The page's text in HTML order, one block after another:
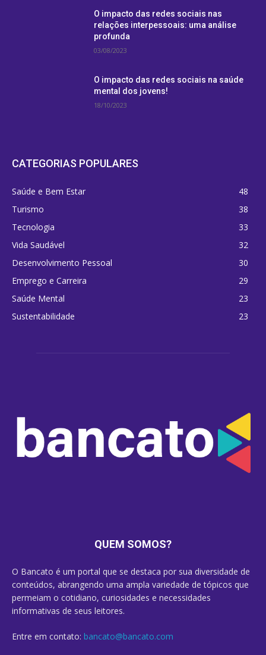
O impacto das redes sociais nas
relações interpessoais: uma análise
profunda
03/08/2023
O impacto das redes sociais na saúde
mental dos jovens!
18/10/2023
CATEGORIAS POPULARES
Saúde e Bem Estar
48
Turismo
38
Tecnologia
33
Vida Saudável
32
Desenvolvimento Pessoal
30
Emprego e Carreira
29
Saúde Mental
23
Sustentabilidade
23
QUEM SOMOS?
O Bancato é um portal que se destaca por sua diversidade de
conteúdos, abrangendo uma ampla variedade de tópicos que
permeiam o cotidiano, curiosidades e necessidades
informativas de seus leitores.
Entre em contato: bancato@bancato.com